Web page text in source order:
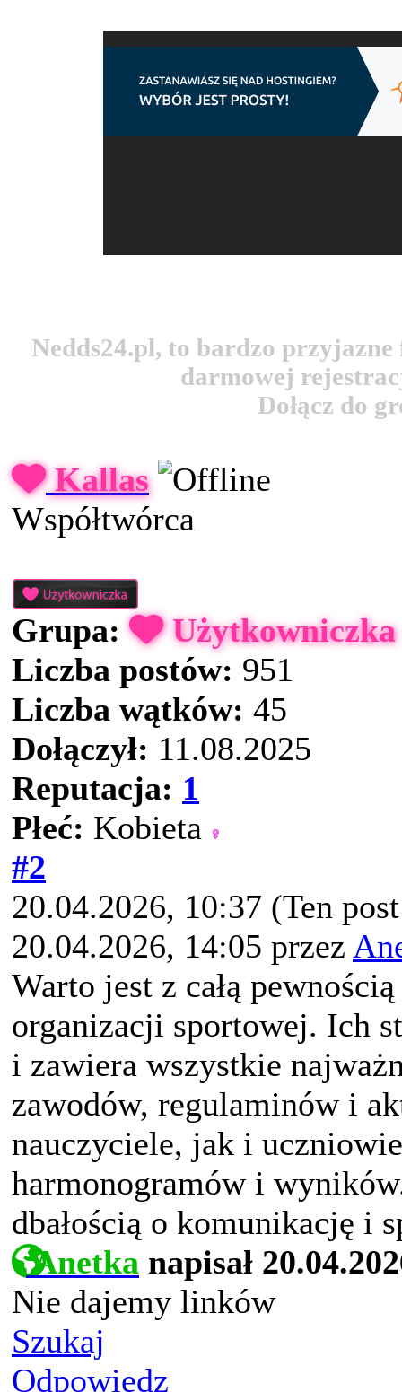
Nedds24.pl, to bardzo
darmowej
Dołącz do
Kallas
Współtwórca
Grupa:
Użytkowniczka
Liczba postów: 951
Liczba wątków: 45
Dołączył: 11.08.2025
Reputacja: 1
Płeć: Kobieta
#2
20.04.2026, 10:37 (Ten
20.04.2026, 14:05 przez
Warto jest z całą
organizacji sportowej. Ich
i zawiera wszystkie
zawodów, regulaminów i
nauczyciele, jak i
harmonogramów i
dbałością o komunikację i
Anetka napisał
Nie dajemy linków
Szukaj
Odpowiedz